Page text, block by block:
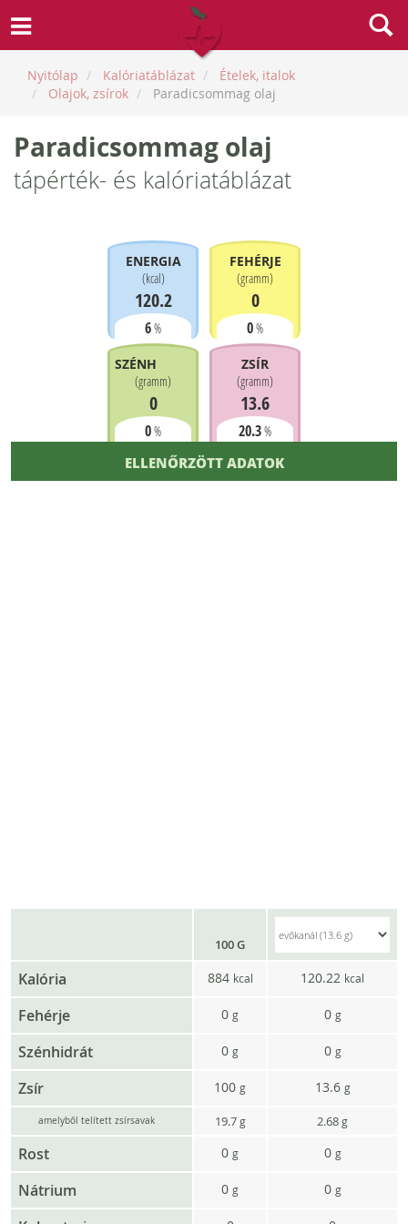
Nyitólap Kalóriatáblázat
Ételek, italok
Olajok, zsírok
Paradicsommag olaj
Paradicsommag olaj
tápérték- és kalóriatáblázat
ENERGIA
(kcal)
120.2
6%
FEHÉRJE
(gramm)
0
0%
SZÉNHIDRÁT
(gramm)
0
0%
ZSÍR
(gramm)
13.6
20.3%
ELLENŐRZÖTT ADATOK
100 G
Kalória 884 kcal 120.22 kcal
Fehérje 0 g 0 g
Szénhidrát 0 g 0 g
Zsír 100 g 13.6 g
amelyből telített zsírsavak 19.7g 2.68g
Rost 0 g 0 g
Nátrium 0 g 0 g